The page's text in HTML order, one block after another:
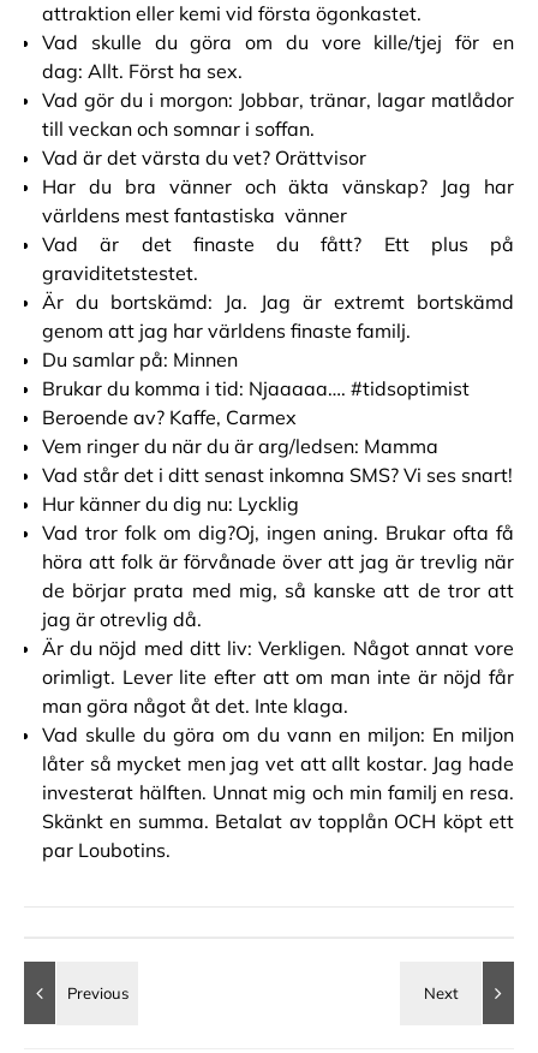
attraktion eller kemi vid första ögonkastet.
Vad skulle du göra om du vore kille/tjej för en
dag: Allt. Först ha sex.
Vad gör du i morgon: Jobbar, tränar, lagar matlådor
till veckan och somnar i soffan.
Vad är det värsta du vet? Orättvisor
Har du bra vänner och äkta vänskap? Jag har
världens mest fantastiska vänner
Vad är det finaste du fått? Ett plus på
graviditetstestet.
Är du bortskämd: Ja. Jag är extremt bortskämd
genom att jag har världens finaste familj.
Du samlar på: Minnen
Brukar du komma i tid: Njaaaaa…. #tidsoptimist
Beroende av? Kaffe, Carmex
Vem ringer du när du är arg/ledsen: Mamma
Vad står det i ditt senast inkomna SMS? Vi ses snart!
Hur känner du dig nu: Lycklig
Vad tror folk om dig?Oj, ingen aning. Brukar ofta få
höra att folk är förvånade över att jag är trevlig när
de börjar prata med mig, så kanske att de tror att
jag är otrevlig då.
Är du nöjd med ditt liv: Verkligen. Något annat vore
orimligt. Lever lite efter att om man inte är nöjd får
man göra något åt det. Inte klaga.
Vad skulle du göra om du vann en miljon: En miljon
låter så mycket men jag vet att allt kostar. Jag hade
investerat hälften. Unnat mig och min familj en resa.
Skänkt en summa. Betalat av topplån OCH köpt ett
par Loubotins.